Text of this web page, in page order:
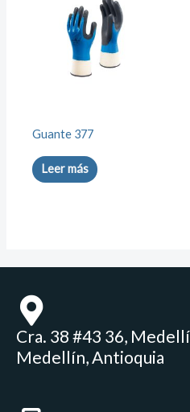
Guante 377
Leer más
Cra. 38 #43 36,
Medellín, Antioquia